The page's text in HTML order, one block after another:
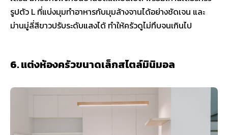
รูปตัว L ที่แบ่งมุมทำอาหารกับมุมล้างจานได้อย่างชัดเจน และ
ม่านมู่ลี่สีขาวปรับระดับแสงได้ ทำให้ครัวดูไม่ทึบจนเกินไป
6. แต่งห้องครัวขนาดเล็กสไตล์มินิมอล